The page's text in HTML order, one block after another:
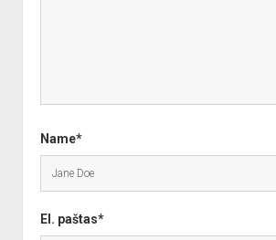
Name*
El. paštas*